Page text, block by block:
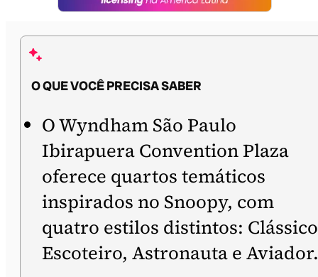
O QUE VOCÊ PRECISA SABER
O Wyndham São Paulo
Ibirapuera Convention Plaza
oferece quartos temáticos
inspirados no Snoopy, com
quatro estilos distintos:
Escoteiro, Astronauta e Aviador.